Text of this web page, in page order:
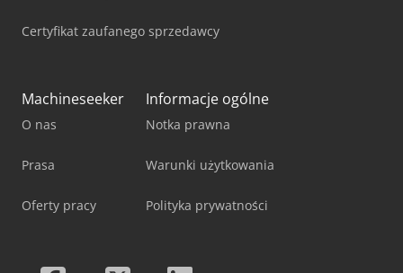
Certyfikat zaufanego sprzedawcy
Machineseeker
O nas
Prasa
Oferty pracy
Informacje ogólne
Notka prawna
Warunki użytkowania
Polityka prywatności